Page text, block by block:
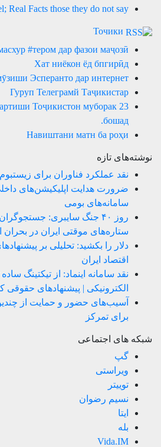
Real Facts those they do not say!
Точики
#тером дар фазои маҷозӣ
Хат ниёкон ёд бпгирӣд
Эсперанто дар интернет
Гуруп Телеграмй Таҷикистар
артиши Тоҷикистон муборак
бошад.
Навиштани матн ба роҳи
نوشته‌های تازه
نقد عملکرد فناوران برای
ضرورت هدایت اپلیکیشن‌های
سامانه‌های بومی
روز ۴۰ جنگ سایبری:
ستاره‌های موقتی ایران در بحران
دلار را بکشید: تحلیلی بر
اقتصاد ایران
نقد سامانه اینماد: از تیکتینگ
الکترونیکی | پیشنهادهای حقوقی
آسیب‌های حضور و حمایت از
برای تمرکز
شبکه های اجتماعی
گپ
ویراستی
توییتر
نسیم رضوان
ایتا
بله
Vida.IM